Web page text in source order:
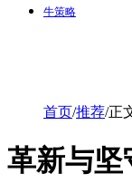
牛策略
首页/推荐/正
革新与坚